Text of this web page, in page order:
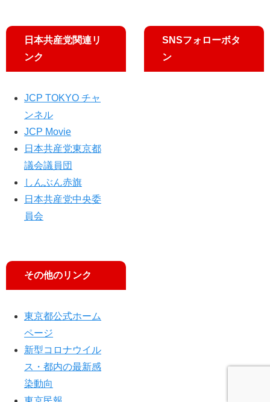
日本共産党関連リ
ンク
JCP TOKYO チャ
ンネル
JCP Movie
日本共産党東京都
議会議員団
しんぶん赤旗
日本共産党中央委
員会
その他のリンク
東京都公式ホーム
ページ
新型コロナウイル
ス・都内の最新感
染動向
SNSフォローボタ
ン